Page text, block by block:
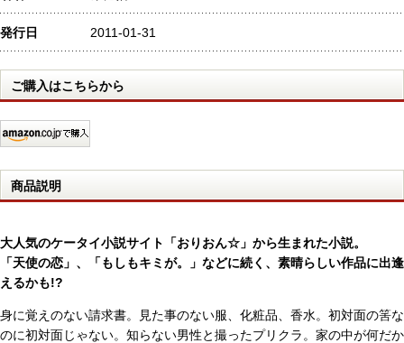
発行日 2011-01-31
ご購入はこちらから
商品説明
大人気のケータイ小説サイト「おりおん☆」から生まれた小説。
「天使の恋」、「もしもキミが。」などに続く、素晴らしい作品に出逢
えるかも!?
身に覚えのない請求書。見た事のない服、化粧品、香水。初対面の筈な
のに初対面じゃない。知らない男性と撮ったプリクラ。家の中が何だか